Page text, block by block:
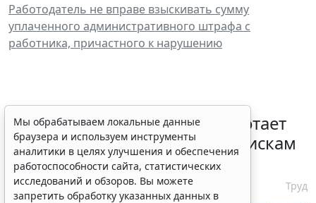
Работодатель не вправе взыскивать сумму
уплаченного административного штрафа с
работника, причастного к нарушению
С 1 февраля 2027 года заработает
ГОСТ по психосоциальным рискам
на рабочем месте
7 августа 2026 17:11 Труд
Мы обрабатываем локальные данные
браузера и используем инструменты
аналитики в целях улучшения и обеспечения
работоспособности сайта, статистических
исследований и обзоров. Вы можете
запретить обработку указанных данных в